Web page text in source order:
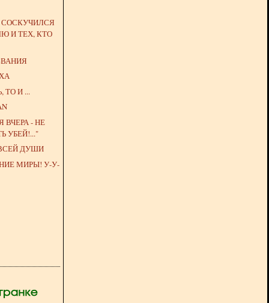
СОСКУЧИЛСЯ
И ТЕХ, КТО
ТО И ...
ВЧЕРА - НЕ
УБЕЙ!..."
ДУШИ
МИРЫ! У-У-